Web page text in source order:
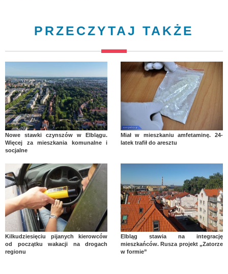
PRZECZYTAJ TAKŻE
Nowe stawki czynszów w Elblągu.
Więcej za mieszkania komunalne i
socjalne
Miał w mieszkaniu amfetaminę. 24-
latek trafił do aresztu
Kilkudziesięciu pijanych kierowców
od początku wakacji na drogach
regionu
Elbląg stawia na integrację
mieszkańców. Rusza projekt „Zatorze
w formie”